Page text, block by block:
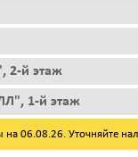
2-й этаж
1-й этаж
06.08.26. Уточняйте